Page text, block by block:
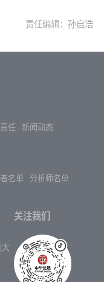
责任编辑：孙启浩
任 新闻动态
名单 分析师名单
关注我们